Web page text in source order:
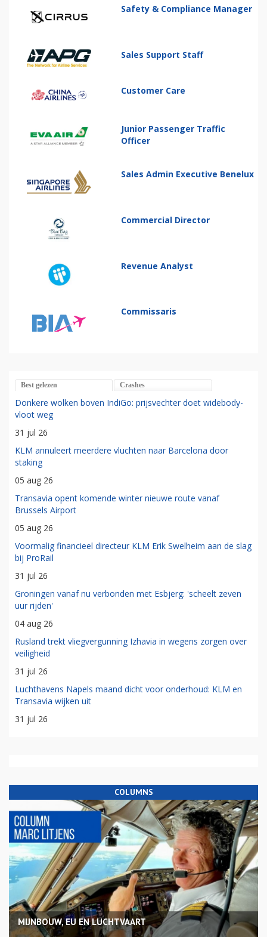
Safety & Compliance Manager
Sales Support Staff
Customer Care
Junior Passenger Traffic
Officer
Sales Admin Executive Benelux
Commercial Director
Revenue Analyst
Commissaris
Best gelezen Crashes
Donkere wolken boven IndiGo: prijsvechter doet widebody-
vloot weg
31 jul 26
KLM annuleert meerdere vluchten naar Barcelona door
staking
05 aug 26
Transavia opent komende winter nieuwe route vanaf
Brussels Airport
05 aug 26
Voormalig financieel directeur KLM Erik Swelheim aan de slag
bij ProRail
31 jul 26
Groningen vanaf nu verbonden met Esbjerg: 'scheelt zeven
uur rijden'
04 aug 26
Rusland trekt vliegvergunning Izhavia in wegens zorgen over
veiligheid
31 jul 26
Luchthavens Napels maand dicht voor onderhoud: KLM en
Transavia wijken uit
31 jul 26
COLUMNS
MIJNBOUW, EU EN LUCHTVAART